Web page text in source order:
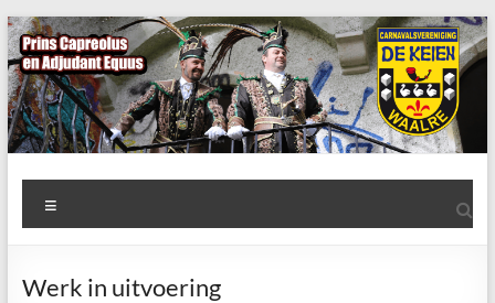
Ga
naar
de
inhoud
AWC
de
Keien
Werk in uitvoering